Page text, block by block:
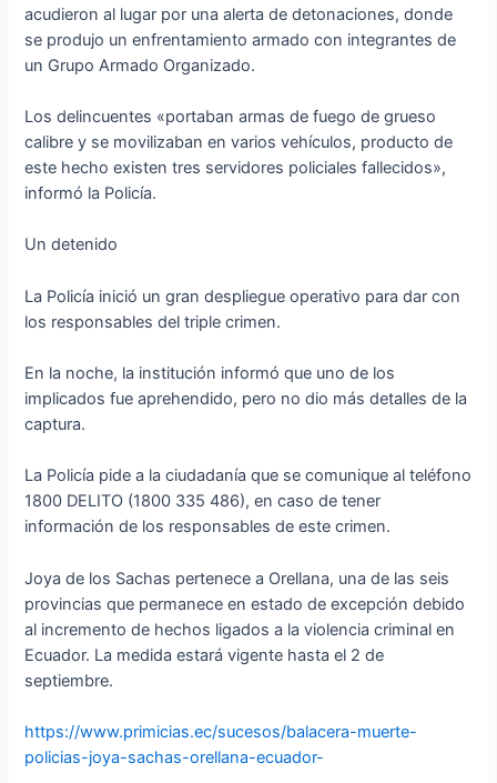
acudieron al lugar por una alerta de detonaciones, donde
se produjo un enfrentamiento armado con integrantes de
un Grupo Armado Organizado.
Los delincuentes «portaban armas de fuego de grueso
calibre y se movilizaban en varios vehículos, producto de
este hecho existen tres servidores policiales fallecidos»,
informó la Policía.
Un detenido
La Policía inició un gran despliegue operativo para dar con
los responsables del triple crimen.
En la noche, la institución informó que uno de los
implicados fue aprehendido, pero no dio más detalles de la
captura.
La Policía pide a la ciudadanía que se comunique al teléfono
1800 DELITO (1800 335 486), en caso de tener
información de los responsables de este crimen.
Joya de los Sachas pertenece a Orellana, una de las seis
provincias que permanece en estado de excepción debido
al incremento de hechos ligados a la violencia criminal en
Ecuador. La medida estará vigente hasta el 2 de
septiembre.
https://www.primicias.ec/sucesos/balacera-muerte-
policias-joya-sachas-orellana-ecuador-